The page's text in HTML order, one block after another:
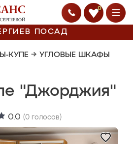
0
ПОСАД
КУПЕ → УГЛОВЫЕ ШКАФЫ
"Джорджия"
0.0 (0 голосов)